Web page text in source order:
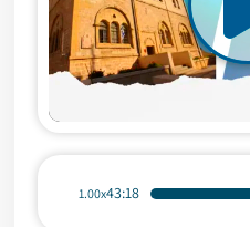
43:18
1.00x